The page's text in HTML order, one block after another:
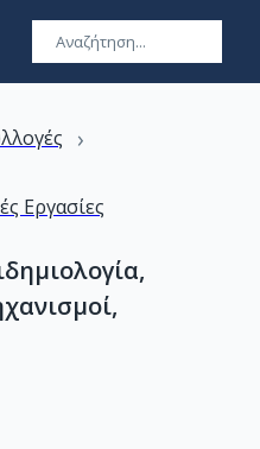
›
Εργασίες